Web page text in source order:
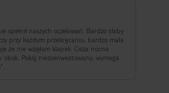
naszych oczekiwań. Bardzo słaby
przy każdym przekręcaniu, bardzo mała
że nie wzięłam klapek. Cisza nocna
obok. Pokój niedoinwestowany, wymaga